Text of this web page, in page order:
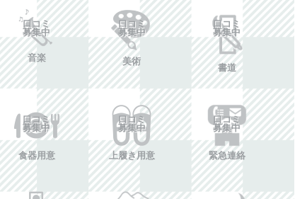
口コミ
募集中
音楽
口コミ
募集中
美術
口コミ
募集中
書道
口コミ
募集中
食器用意
口コミ
募集中
上履き用意
口コミ
募集中
緊急連絡